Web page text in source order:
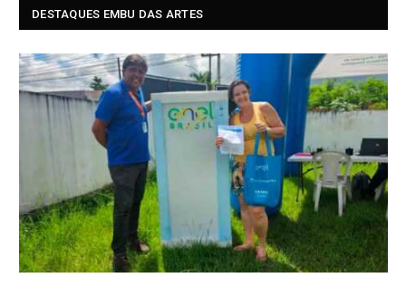
DESTAQUES EMBU DAS ARTES